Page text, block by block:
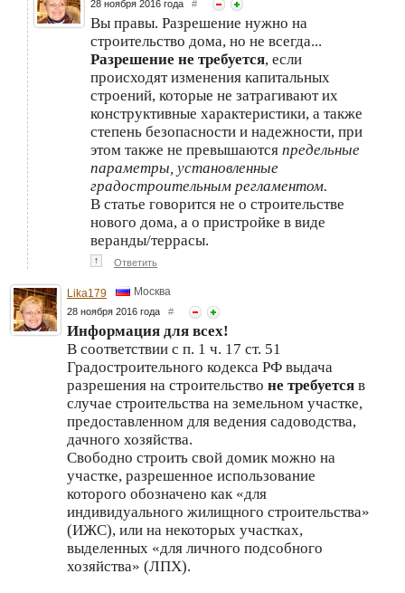
28 ноября 2016 года #
Вы правы. Разрешение нужно на
строительство дома, но не всегда...
Разрешение не требуется, если
происходят изменения капитальных
строений, которые не затрагивают их
конструктивные характеристики, а также
степень безопасности и надежности, при
этом также не превышаются предельные
параметры, установленные
градостроительным регламентом.
В статье говорится не о строительстве
нового дома, а о пристройке в виде
веранды/террасы.
↑ Ответить
Lika179 Москва
28 ноября 2016 года #
Информация для всех!
В соответствии с п. 1 ч. 17 ст. 51
Градостроительного кодекса РФ выдача
разрешения на строительство не требуется в
случае строительства на земельном участке,
предоставленном для ведения садоводства,
дачного хозяйства.
Свободно строить свой домик можно на
участке, разрешенное использование
которого обозначено как «для
индивидуального жилищного строительства»
(ИЖС), или на некоторых участках,
выделенных «для личного подсобного
хозяйства» (ЛПХ).